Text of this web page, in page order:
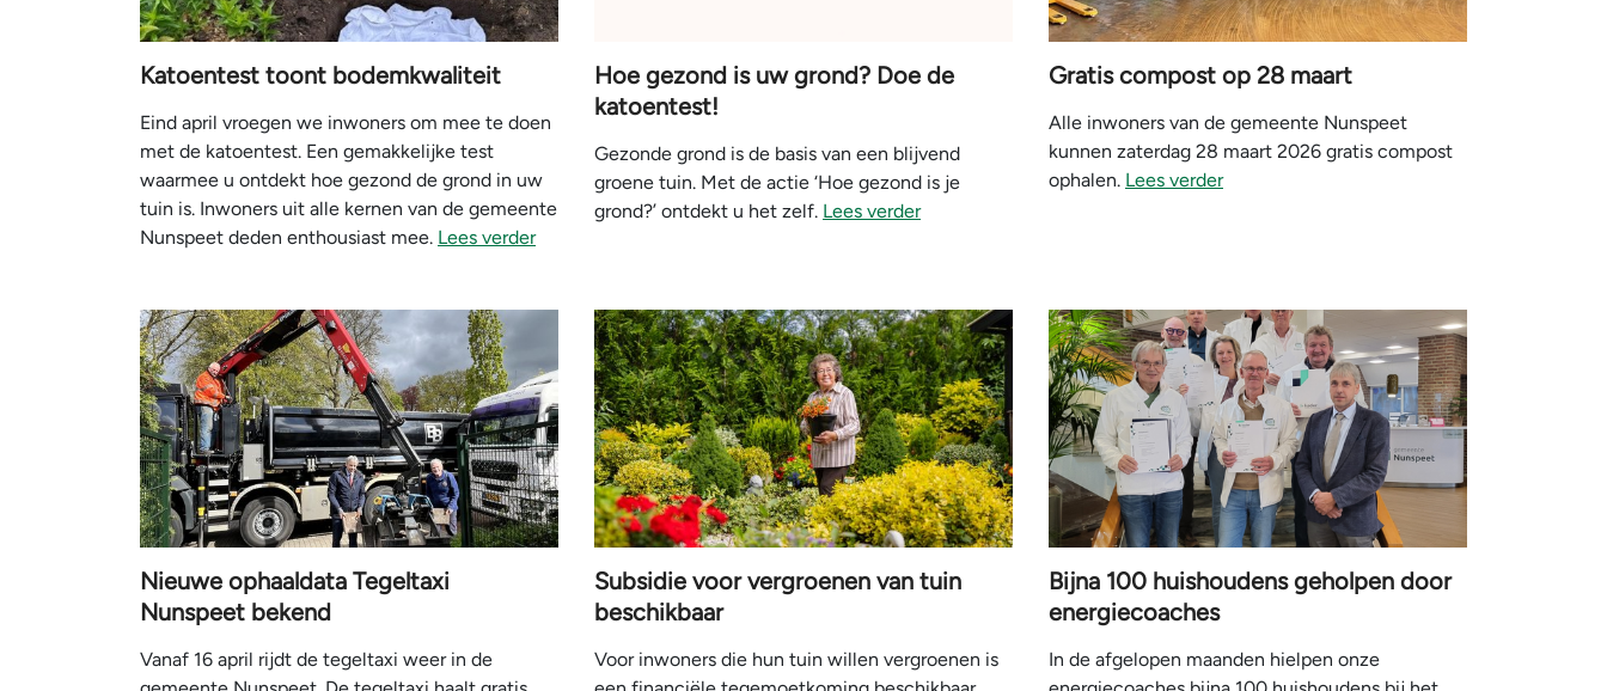
Katoentest toont bodemkwaliteit
Eind april vroegen we inwoners om mee te doen
met de katoentest. Een gemakkelijke test
waarmee u ontdekt hoe gezond de grond in uw
tuin is. Inwoners uit alle kernen van de gemeente
Nunspeet deden enthousiast mee. Lees verder
Hoe gezond is uw grond? Doe de
katoentest!
Gezonde grond is de basis van een blijvend
groene tuin. Met de actie ‘Hoe gezond is je
grond?’ ontdekt u het zelf. Lees verder
Gratis compost op 28 maart
Alle inwoners van de gemeente Nunspeet
kunnen zaterdag 28 maart 2026 gratis compost
ophalen. Lees verder
Nieuwe ophaaldata Tegeltaxi
Nunspeet bekend
Vanaf 16 april rijdt de tegeltaxi weer in de
Subsidie voor vergroenen van tuin
beschikbaar
Voor inwoners die hun tuin willen vergroenen is
Bijna 100 huishoudens geholpen door
energiecoaches
In de afgelopen maanden hielpen onze